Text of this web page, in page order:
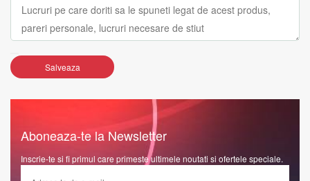
Salveaza
Aboneaza-te la Newsletter
Inscrie-te si fi primul care primeste ultimele noutati si ofertele speciale.